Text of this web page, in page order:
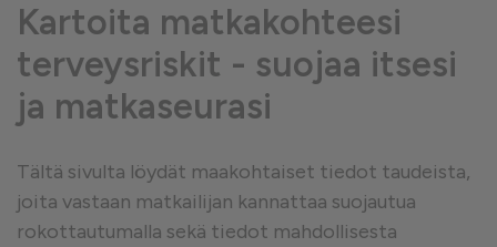
Kartoita matkakohteesi
terveysriskit - suojaa itsesi
ja matkaseurasi
Tältä sivulta löydät maakohtaiset tiedot taudeista,
joita vastaan matkailijan kannattaa suojautua
rokottautumalla sekä tiedot mahdollisesta